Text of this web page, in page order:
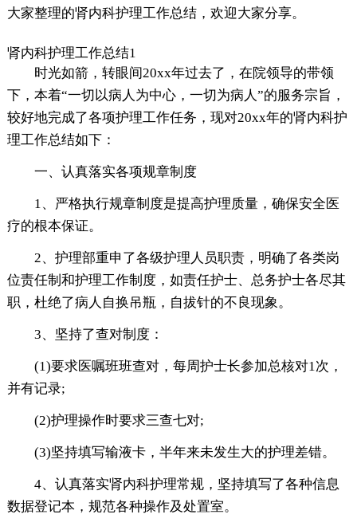
大家整理的肾内科护理工作总结，欢迎大家分享。
肾内科护理工作总结1
时光如箭，转眼间20xx年过去了，在院领导的带领
下，本着“一切以病人为中心，一切为病人”的服务宗旨，
较好地完成了各项护理工作任务，现对20xx年的肾内科护
理工作总结如下：
一、认真落实各项规章制度
1、严格执行规章制度是提高护理质量，确保安全医
疗的根本保证。
2、护理部重申了各级护理人员职责，明确了各类岗
位责任制和护理工作制度，如责任护士、总务护士各尽其
职，杜绝了病人自换吊瓶，自拔针的不良现象。
3、坚持了查对制度：
(1)要求医嘱班班查对，每周护士长参加总核对1次，
并有记录;
(2)护理操作时要求三查七对;
(3)坚持填写输液卡，半年来未发生大的护理差错。
4、认真落实肾内科护理常规，坚持填写了各种信息
数据登记本，规范各种操作及处置室。